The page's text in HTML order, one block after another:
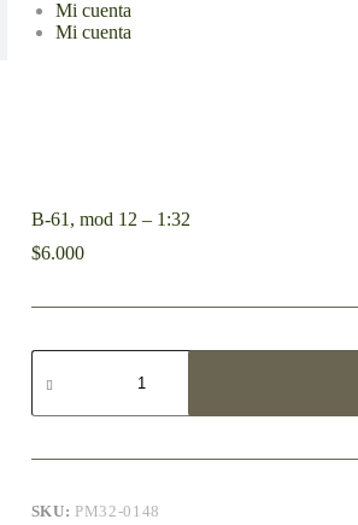
Mi cuenta
Mi cuenta
B-61, mod 12 – 1:32
$6.000
SKU: PM32-0148